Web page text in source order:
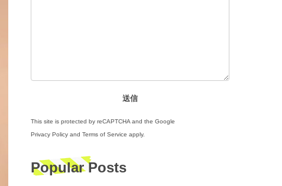
This site is protected by reCAPTCHA and the Google
Privacy Policy and Terms of Service apply.
Popular Posts